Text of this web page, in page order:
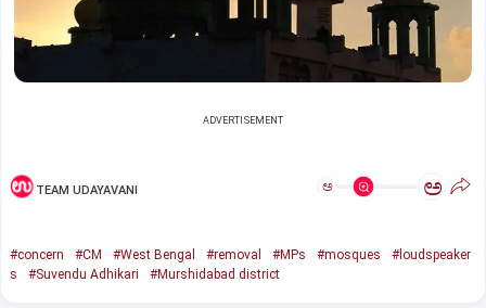
ADVERTISEMENT
TEAM UDAYAVANI ಅ ಅ
#concern #CM #West Bengal #removal #MPs #mosques
#loudspeaker
s
#Suvendu Adhikari #Murshidabad district